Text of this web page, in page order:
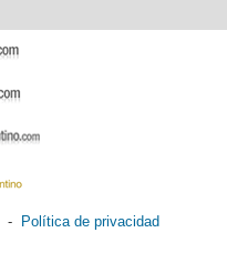
- Política de privacidad